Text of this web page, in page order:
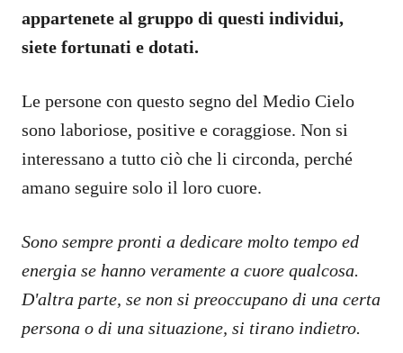
appartenete al gruppo di questi individui,
siete fortunati e dotati.
Le persone con questo segno del Medio Cielo
sono laboriose, positive e coraggiose. Non si
interessano a tutto ciò che li circonda, perché
amano seguire solo il loro cuore.
Sono sempre pronti a dedicare molto tempo ed
energia se hanno veramente a cuore qualcosa.
D'altra parte, se non si preoccupano di una certa
persona o di una situazione, si tirano indietro.